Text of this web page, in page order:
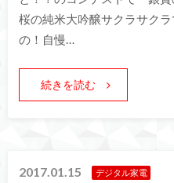
桜の純米大吟醸サクラサク
の！自慢…
続きを読む
2017.01.15 デジタル家電